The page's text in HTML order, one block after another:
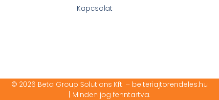
Kapcsolat
© 2026 Beta Group Solutions Kft. – belteriajtorendeles.hu
| Minden jog fenntartva.